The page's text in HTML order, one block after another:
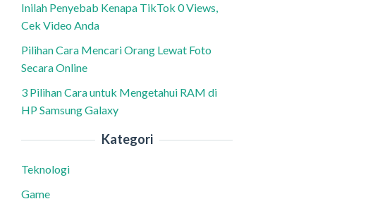
Inilah Penyebab Kenapa TikTok 0 Views,
Cek Video Anda
Pilihan Cara Mencari Orang Lewat Foto
Secara Online
3 Pilihan Cara untuk Mengetahui RAM di
HP Samsung Galaxy
Kategori
Teknologi
Game